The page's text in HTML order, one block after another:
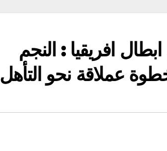
افريقيا : النجم
عملاقة نحو التأهل